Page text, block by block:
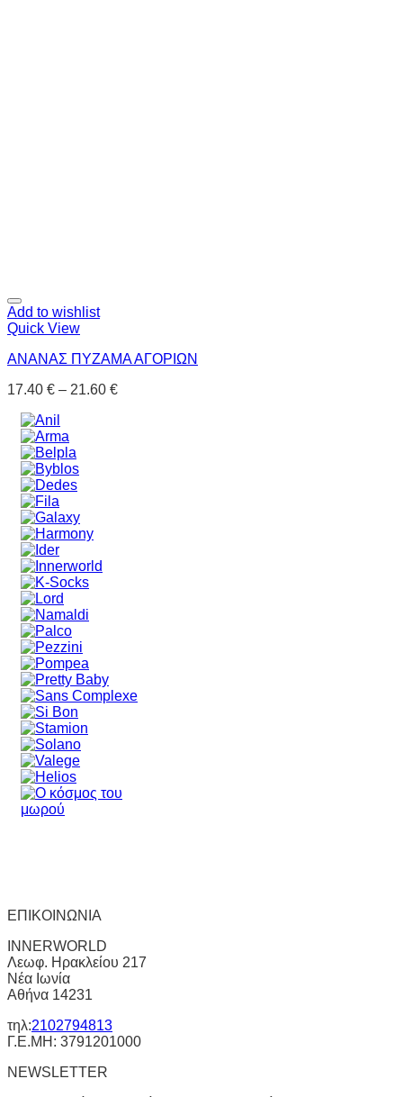
Add to wishlist
Quick View
ΑΝΑΝΑΣ ΠΥΖΑΜΑ ΑΓΟΡΙΩΝ
17.40 € – 21.60 €
ΕΠΙΚΟΙΝΩΝΙΑ
INNERWORLD
Λεωφ. Ηρακλείου 217
Νέα Ιωνία
Αθήνα 14231
τηλ:2102794813
Γ.Ε.ΜΗ: 3791201000
NEWSLETTER